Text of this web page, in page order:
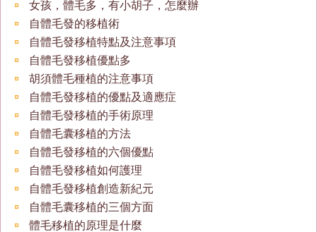
女孩，體毛多，有小胡子，怎麼辦
自體毛發的移植術
自體毛發移植特點及注意事項
自體毛發移植優點多
胡須體毛種植的注意事項
自體毛發移植的優點及適應症
自體毛發移植的手術原理
自體毛囊移植的方法
自體毛發移植的六個優點
自體毛發移植如何護理
自體毛發移植創造新紀元
自體毛囊移植的三個方面
體毛移植的原理是什麼